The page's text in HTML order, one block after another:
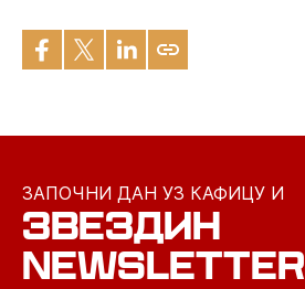
ЗАПОЧНИ ДАН УЗ КАФИЦУ И
ЗВЕЗДИН
NEWSLETTER